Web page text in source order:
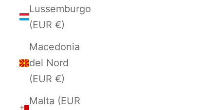
Lussemburgo
(EUR €)
Macedonia
del Nord
(EUR €)
Malta (EUR